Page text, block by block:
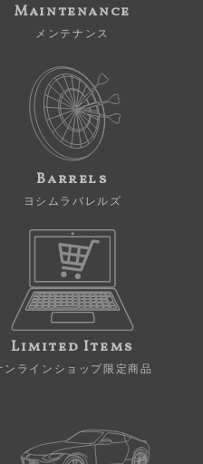
Maintenance
メンテナンス
Barrels
ヨシムラバレルズ
Limited Items
ンラインショップ限定商品